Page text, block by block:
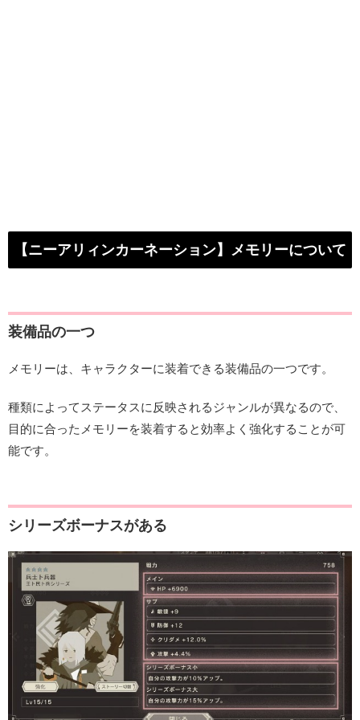
【ニーアリィンカーネーション】メモリーについて
装備品の一つ
メモリーは、キャラクターに装着できる装備品の一つです。
種類によってステータスに反映されるジャンルが異なるので、
目的に合ったメモリーを装着すると効率よく強化することが可
能です。
シリーズボーナスがある